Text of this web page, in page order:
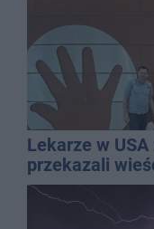
Lekarze w
przekazali